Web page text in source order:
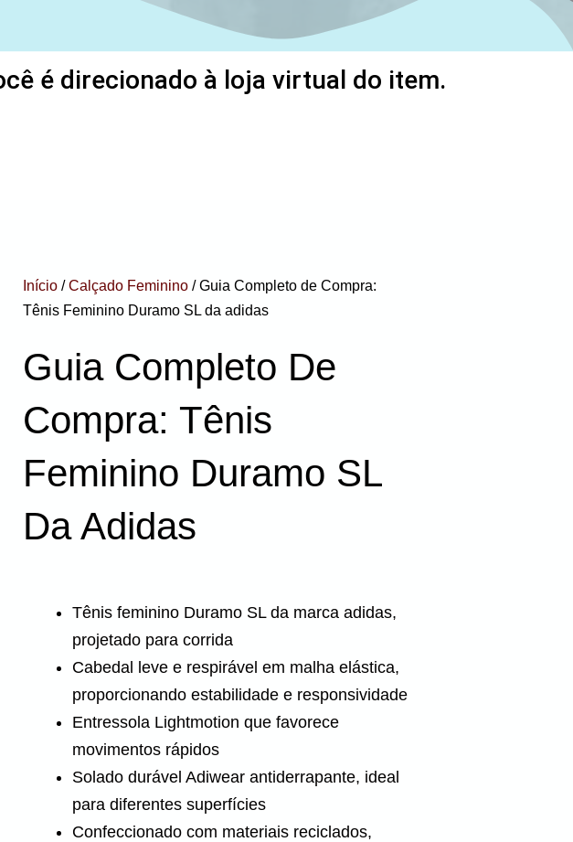
é direcionado à loja virtual do item.
Início /Calçado Feminino / Guia Completo de Compra:
Tênis Feminino Duramo SL da adidas
Guia Completo De
Compra: Tênis
Feminino Duramo SL
Da Adidas
Tênis feminino Duramo SL da marca adidas,
projetado para corrida
Cabedal leve e respirável em malha elástica,
proporcionando estabilidade e responsividade
Entressola Lightmotion que favorece
movimentos rápidos
Solado durável Adiwear antiderrapante, ideal
para diferentes superfícies
Confeccionado com materiais reciclados,